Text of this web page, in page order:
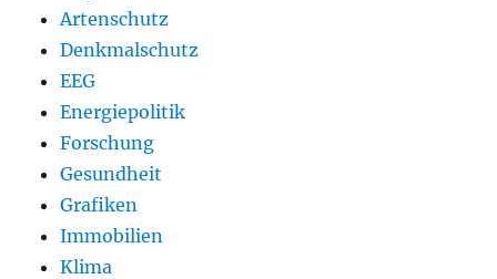
Artenschutz
Denkmalschutz
EEG
Energiepolitik
Forschung
Gesundheit
Grafiken
Immobilien
Klima